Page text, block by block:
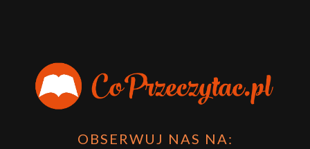
OBSERWUJ NAS NA: